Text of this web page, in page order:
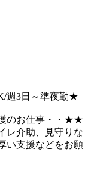
週3日～準夜勤★
のお仕事・・★★
レ介助、見守りな
い支援などをお願